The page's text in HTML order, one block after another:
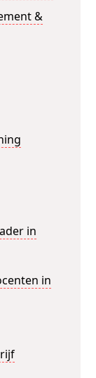
&
in
in